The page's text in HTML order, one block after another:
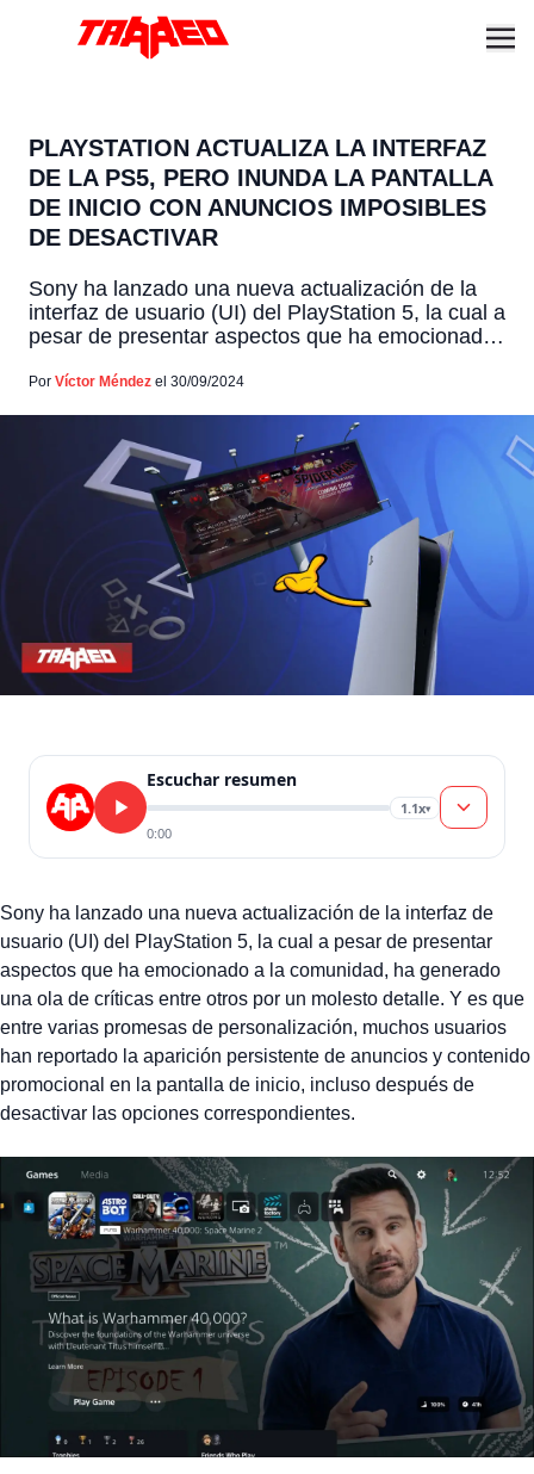
PLAYSTATION ACTUALIZA LA INTERFAZ
DE LA PS5, PERO INUNDA LA PANTALLA
DE INICIO CON ANUNCIOS IMPOSIBLES
DE DESACTIVAR
Sony ha lanzado una nueva actualización de la
interfaz de usuario (UI) del PlayStation 5, la cual a
pesar de presentar aspectos que ha emocionado
entre otros por un molesto detalle. Y es que entre
usuarios han reportado la aparición persistente
Por Víctor Méndez el 30/09/2024
Escuchar resumen
1.1x▾
0:00
Sony ha lanzado una nueva actualización de la interfaz de
usuario (UI) del PlayStation 5, la cual a pesar de presentar
aspectos que ha emocionado a la comunidad, ha generado
una ola de críticas entre otros por un molesto detalle. Y es que
entre varias promesas de personalización, muchos usuarios
han reportado la aparición persistente de anuncios y contenido
promocional en la pantalla de inicio, incluso después de
desactivar las opciones correspondientes.